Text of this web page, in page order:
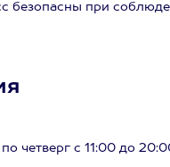
безопасны при
четверг с 11:00 до